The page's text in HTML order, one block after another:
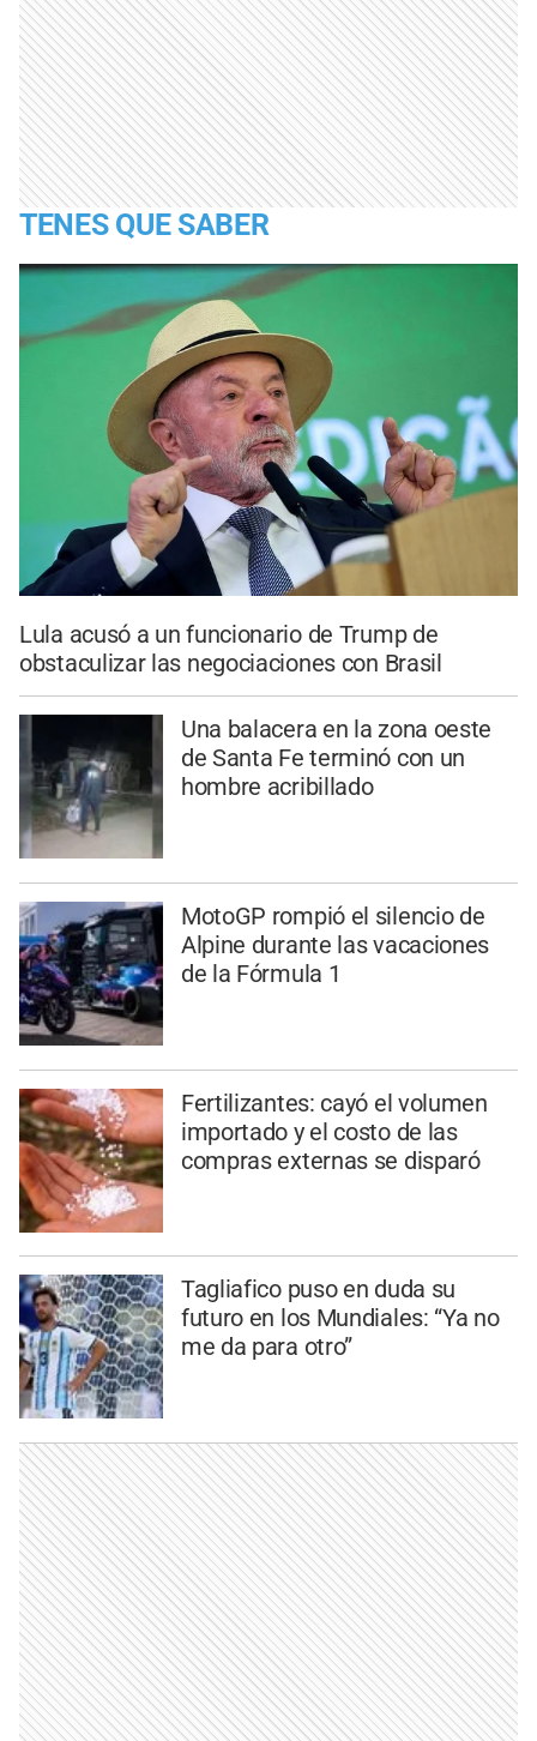
TENES QUE SABER
Lula acusó a un funcionario de Trump de
obstaculizar las negociaciones con Brasil
Una balacera en la zona oeste
de Santa Fe terminó con un
hombre acribillado
MotoGP rompió el silencio de
Alpine durante las vacaciones
de la Fórmula 1
Fertilizantes: cayó el volumen
importado y el costo de las
compras externas se disparó
Tagliafico puso en duda su
futuro en los Mundiales: “Ya no
me da para otro”